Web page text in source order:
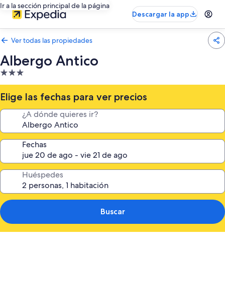
Ir a la sección principal de la página
Descargar la app
Ver todas las propiedades
Albergo Antico
Propiedad
de
3.0
estrellas
Elige las fechas para ver precios
¿A dónde quieres ir?
Fechas
Huéspedes
Buscar